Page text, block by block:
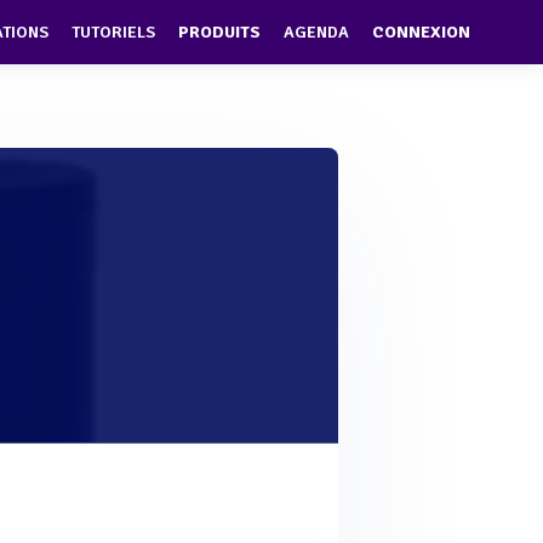
TUTORIELS PRODUITS AGENDA CONNEXION